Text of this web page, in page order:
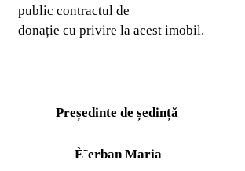
public contractul de
donație cu privire la acest imobil.
Președinte de ședință
È˜erban Maria